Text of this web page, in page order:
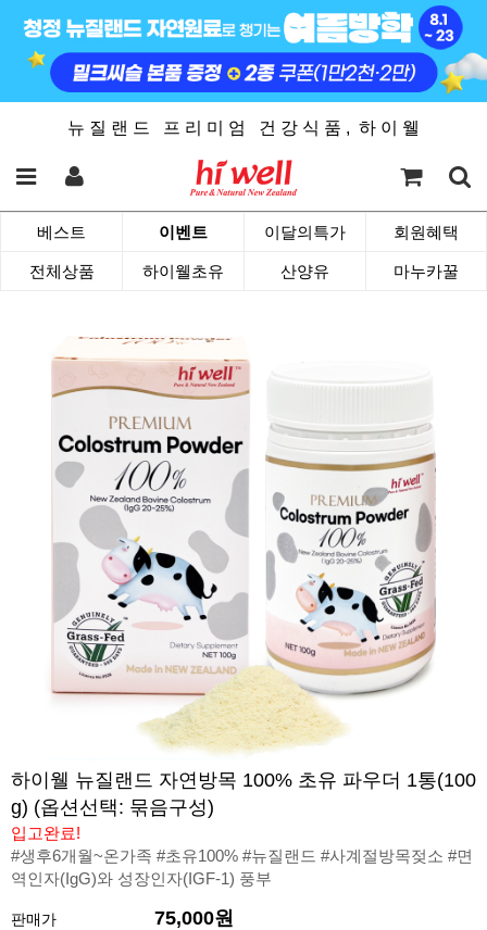
뉴 질 랜 드 프 리 미 엄 건 강 식 품 , 하 이 웰
베스트 이벤트 이달의특가 회원혜택
전체상품 하이웰초유 산양유 마누카꿀
하이웰 뉴질랜드 자연방목 100% 초유 파우더 1통(100
g) (옵션선택: 묶음구성)
입고완료!
#생후6개월~온가족 #초유100% #뉴질랜드 #사계절방목젖소 #면
역인자(IgG)와 성장인자(IGF-1) 풍부
판매가 75,000원